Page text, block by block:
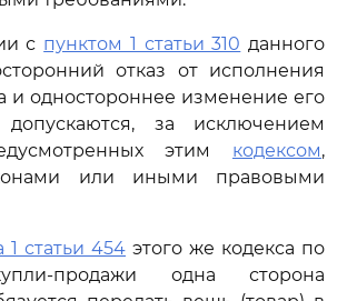
с пунктом 1 статьи 310 данного
отказ от исполнения
и одностороннее изменение его
за исключением
этим кодексом,
или иными правовыми
1 статьи 454 этого же кодекса по
продажи одна сторона